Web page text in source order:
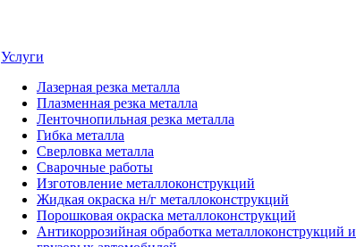
Услуги
Лазерная резка металла
Плазменная резка металла
Ленточнопильная резка металла
Гибка металла
Сверловка металла
Сварочные работы
Изготовление металлоконструкций
Жидкая окраска н/г металлоконструкций
Порошковая окраска металлоконструкций
Антикоррозийная обработка металлоконструкций и